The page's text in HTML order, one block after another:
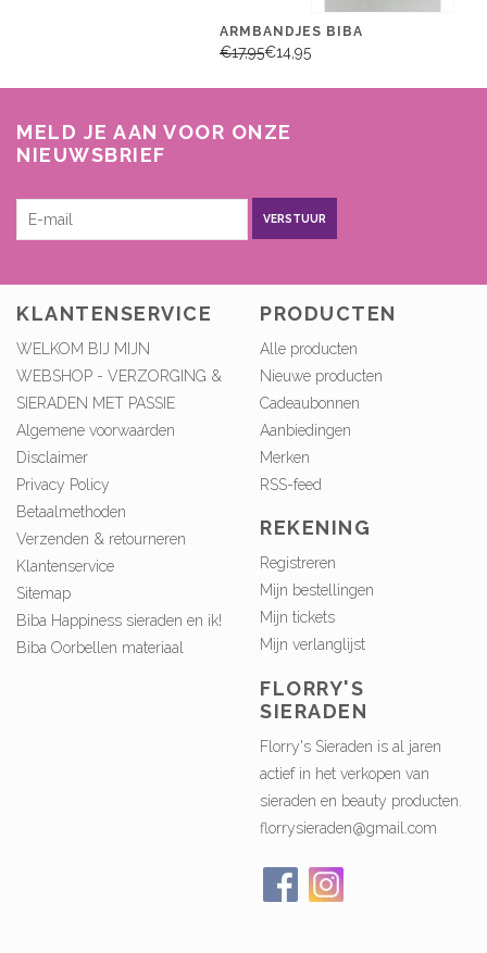
ARMBANDJES BIBA
€17,95€14,95
MELD JE AAN VOOR ONZE
NIEUWSBRIEF
VERSTUUR
KLANTENSERVICE
WELKOM BIJ MIJN
WEBSHOP - VERZORGING &
SIERADEN MET PASSIE
Algemene voorwaarden
Disclaimer
Privacy Policy
Betaalmethoden
Verzenden & retourneren
Klantenservice
Sitemap
Biba Happiness sieraden en ik!
Biba Oorbellen materiaal
PRODUCTEN
Alle producten
Nieuwe producten
Cadeaubonnen
Aanbiedingen
Merken
RSS-feed
REKENING
Registreren
Mijn bestellingen
Mijn tickets
Mijn verlanglijst
FLORRY'S
SIERADEN
Florry's Sieraden is al jaren
actief in het verkopen van
sieraden en beauty producten.
florrysieraden@gmail.com